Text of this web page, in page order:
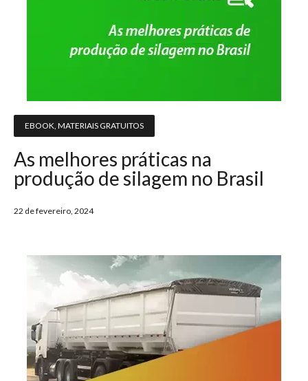
EBOOK, MATERIAIS GRATUITOS
As melhores práticas na
produção de silagem no Brasil
22 de fevereiro, 2024